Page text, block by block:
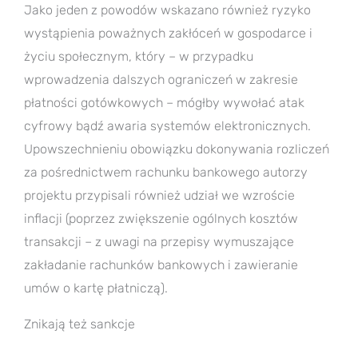
Jako jeden z powodów wskazano również ryzyko
wystąpienia poważnych zakłóceń w gospodarce i
życiu społecznym, który – w przypadku
wprowadzenia dalszych ograniczeń w zakresie
płatności gotówkowych – mógłby wywołać atak
cyfrowy bądź awaria systemów elektronicznych.
Upowszechnieniu obowiązku dokonywania rozliczeń
za pośrednictwem rachunku bankowego autorzy
projektu przypisali również udział we wzroście
inflacji (poprzez zwiększenie ogólnych kosztów
transakcji – z uwagi na przepisy wymuszające
zakładanie rachunków bankowych i zawieranie
umów o kartę płatniczą).
Znikają też sankcje